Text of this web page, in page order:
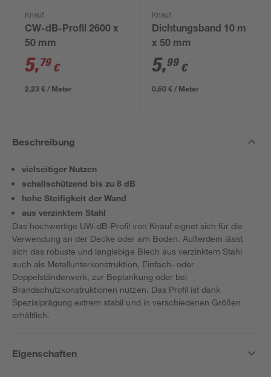
Knauf
CW-dB-Profil 2600 x
50 mm
5,79 €
2,23 € / Meter
Knauf
Dichtungsband 10 m
x 50 mm
5,99 €
0,60 € / Meter
Beschreibung
vielseitiger Nutzen
schallschützend bis zu 8 dB
hohe Steifigkeit der Wand
aus verzinktem Stahl
Das hochwertige UW-dB-Profil von Knauf eignet sich für die
Verwendung an der Decke oder am Boden. Außerdem lässt
sich das robuste und langlebige Blech aus verzinktem Stahl
auch als Metallunterkonstruktion, Einfach- oder
Doppelständerwerk, zur Beplankung oder bei
Brandschutzkonstruktionen nutzen. Das Profil ist dank
Spezialprägung extrem stabil und in verschiedenen Größen
erhältlich.
Eigenschaften